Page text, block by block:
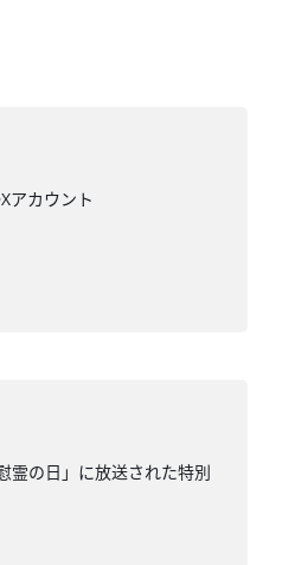
アカウント
霊の日」に放送された特別